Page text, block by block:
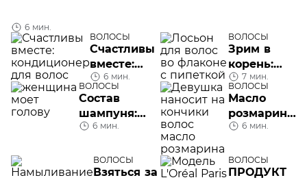
6 мин.
ВОЛОСЫ
Счастливы
вместе:
кондиционер
для волос
6 мин.
ВОЛОСЫ
Зрим в
корень:
лосьон для
волос
7 мин.
ВОЛОСЫ
Состав
шампуня:
о чем
этикетка?
6 мин.
ВОЛОСЫ
Масло
розмарина
для волос
6 мин.
ВОЛОСЫ
Взяться за
ВОЛОСЫ
ПРОДУКТ